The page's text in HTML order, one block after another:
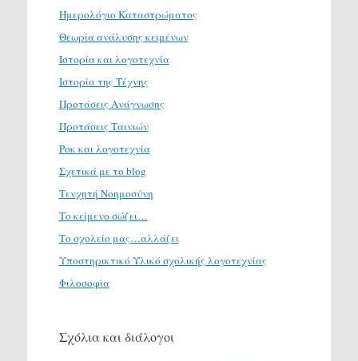
Ημερολόγιο Καταστρώματος
Θεωρία ανάλυσης κειμένων
Ιστορία και λογοτεχνία
Ιστορία της Τέχνης
Προτάσεις Ανάγνωσης
Προτάσεις Ταινιών
Ροκ και λογοτεχνία
Σχετικά με το blog
Τενχητή Νοημοσύνη
Το κείμενο σώζει…
Το σχολείο μας…αλλάζει
Υποστηρικτικό Υλικό σχολικής λογοτεχνίας
Φιλοσοφία
Σχόλια και διάλογοι